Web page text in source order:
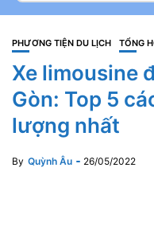
PHƯƠNG TIỆN DU LỊCH TỔNG
Xe limousine
Gòn: Top 5
lượng nhất
By Quỳnh Âu 26/05/2022